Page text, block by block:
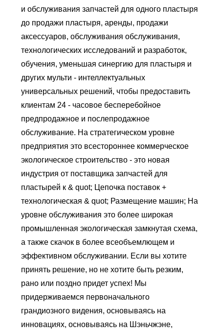
и обслуживания запчастей для одного пластыря
до продажи пластыря, аренды, продажи
аксессуаров, обслуживания обслуживания,
технологических исследований и разработок,
обучения, уменьшая синергию для пластыря и
других мульти - интеллектуальных
универсальных решений, чтобы предоставить
клиентам 24 - часовое бесперебойное
предпродажное и послепродажное
обслуживание. На стратегическом уровне
предприятия это всестороннее коммерческое
экологическое строительство - это новая
индустрия от поставщика запчастей для
пластырей к & quot; Цепочка поставок +
технологическая & quot; Размещение машин; На
уровне обслуживания это более широкая
промышленная экологическая замкнутая схема,
а также скачок в более всеобъемлющем и
эффективном обслуживании. Если вы хотите
принять решение, но не хотите быть резким,
рано или поздно придет успех! Мы
придерживаемся первоначального
грандиозного видения, основываясь на
инновациях, основываясь на Шэньчжэне,